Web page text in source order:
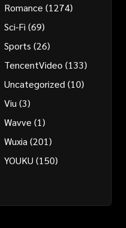
Romance (1274)
Sci-Fi (69)
Sports (26)
TencentVideo (133)
Uncategorized (10)
Viu (3)
Wavve (1)
Wuxia (201)
YOUKU (150)